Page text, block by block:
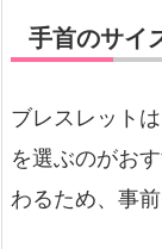
手首のサイ
ブレスレット
を選ぶのがお
わるため、事